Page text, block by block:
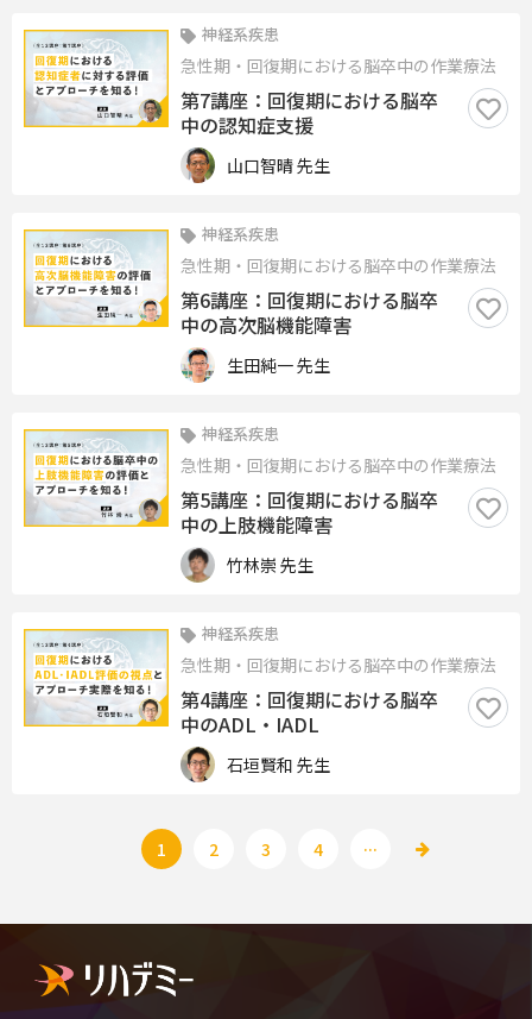
神経系疾患
急性期・回復期における脳卒中の作業療法
第7講座：回復期における脳卒
中の認知症支援
山口智晴 先生
神経系疾患
急性期・回復期における脳卒中の作業療法
第6講座：回復期における脳卒
中の高次脳機能障害
生田純一 先生
神経系疾患
急性期・回復期における脳卒中の作業療法
第5講座：回復期における脳卒
中の上肢機能障害
竹林崇 先生
神経系疾患
急性期・回復期における脳卒中の作業療法
第4講座：回復期における脳卒
中のADL・IADL
石垣賢和 先生
1 2 3 4 ...